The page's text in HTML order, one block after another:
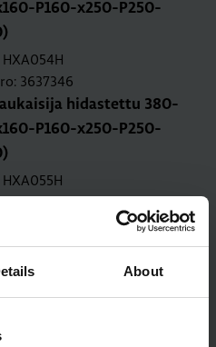
About
P160-x250-P250-
3637346
hi­das­tet­tu 380-
P160-x250-P250-
In -ja­lus­tal­le P160 1-na­
3637991